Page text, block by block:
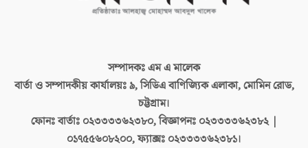
সম্পাদকঃএম এ মালেক
বার্তা ও সম্পাদকীয় কার্যালয়ঃ৯, সিডিএ বাণিজ্যিক এলাকা, মোমিন রোড,
চট্টগ্রাম।
ফোনঃ বার্তাঃ ০২৩৩৩৩৬২৩৮০, বিজ্ঞাপনঃ ০২৩৩৩৩৬২৩৮২ |
০১৭৫৫৬০৮২০০, ফ্যাক্সঃ ০২৩৩৩৩৬২৩৮১।